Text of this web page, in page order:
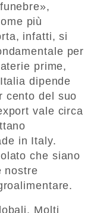
più
infatti, si
per
prime,
dipende
cento del suo
vale circa
in Italy.
che siano
nostre
Molti